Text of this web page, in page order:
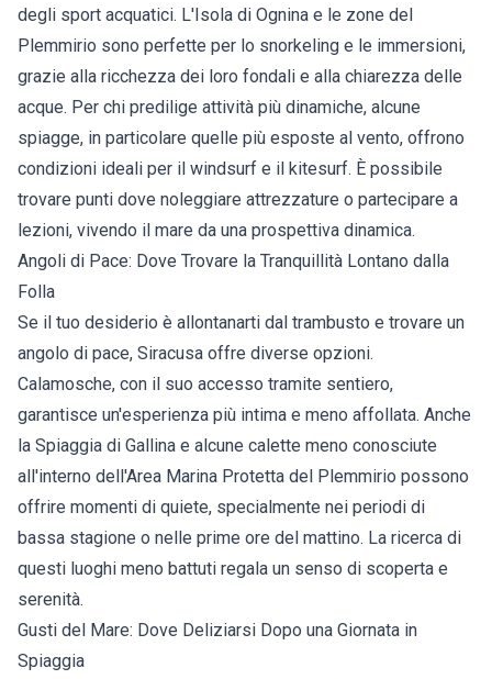
degli sport acquatici. L'Isola di Ognina e le zone del
Plemmirio sono perfette per lo snorkeling e le immersioni,
grazie alla ricchezza dei loro fondali e alla chiarezza delle
acque. Per chi predilige attività più dinamiche, alcune
spiagge, in particolare quelle più esposte al vento, offrono
condizioni ideali per il windsurf e il kitesurf. È possibile
trovare punti dove noleggiare attrezzature o partecipare a
lezioni, vivendo il mare da una prospettiva dinamica.
Angoli di Pace: Dove Trovare la Tranquillità Lontano dalla
Folla
Se il tuo desiderio è allontanarti dal trambusto e trovare un
angolo di pace, Siracusa offre diverse opzioni.
Calamosche, con il suo accesso tramite sentiero,
garantisce un'esperienza più intima e meno affollata. Anche
la Spiaggia di Gallina e alcune calette meno conosciute
all'interno dell'Area Marina Protetta del Plemmirio possono
offrire momenti di quiete, specialmente nei periodi di
bassa stagione o nelle prime ore del mattino. La ricerca di
questi luoghi meno battuti regala un senso di scoperta e
serenità.
Gusti del Mare: Dove Deliziarsi Dopo una Giornata in
Spiaggia